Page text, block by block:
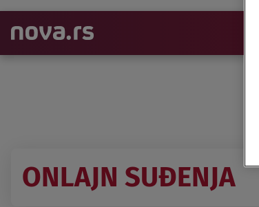
ONLAJN SUĐENJA